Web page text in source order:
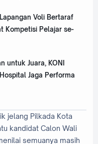
Voli Bertaraf
Kompetisi Pelajar se-
untuk Juara, KONI
Jaga Performa
jelang Pilkada Kota
kandidat Calon Wali
semuanya masih